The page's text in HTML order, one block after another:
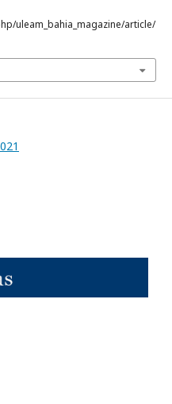
uleam_bahia_magazine/article/